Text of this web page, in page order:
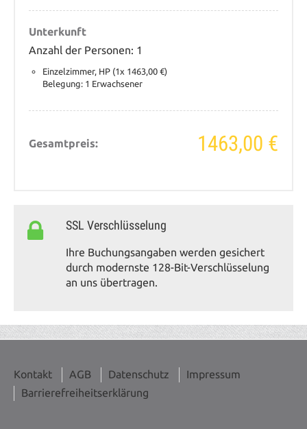
Unterkunft
Anzahl der Personen: 1
Einzelzimmer, HP (1x 1463,00 €)
Belegung: 1 Erwachsener
Gesamtpreis: 1463,00 €
SSL Verschlüsselung
Ihre Buchungsangaben werden gesichert
durch modernste 128-Bit-Verschlüsselung
an uns übertragen.
Kontakt AGB Datenschutz
Impressum
Barrierefreiheitserklärung